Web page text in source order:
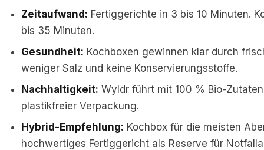
Zeitaufwand: Fertiggerichte in 3 bis 10 Minuten.
bis 35 Minuten.
Gesundheit: Kochboxen gewinnen klar durch
weniger Salz und keine Konservierungsstoffe.
Nachhaltigkeit: Wyldr führt mit 100 % Bio-
plastikfreier Verpackung.
Hybrid-Empfehlung: Kochbox für die meisten
hochwertiges Fertiggericht als Reserve für